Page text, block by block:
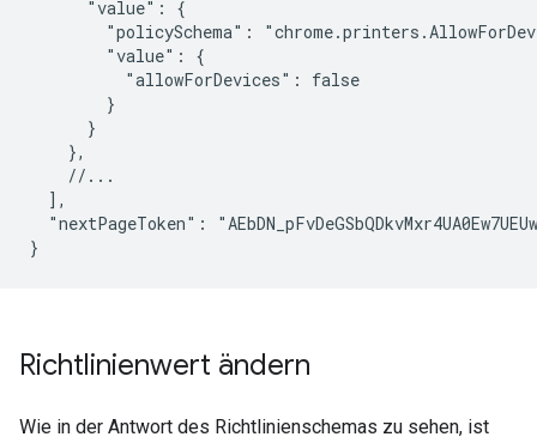
      "value": {
"policySchema":
        "value": {
          "allowForDevices": false
        }
      }
    },
    //...
  ],
"nextPageToken":
Richtlinienwert ändern
Wie in der Antwort des Richtlinienschemas zu sehen, ist